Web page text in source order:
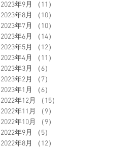
2023年9月
（11）
2023年8月
（10）
2023年7月
（10）
2023年6月
（14）
2023年5月
（12）
2023年4月
（11）
2023年3月
（6）
2023年2月
（7）
2023年1月
（6）
2022年12月
（15）
2022年11月
（9）
2022年10月
（9）
2022年9月
（5）
2022年8月
（12）